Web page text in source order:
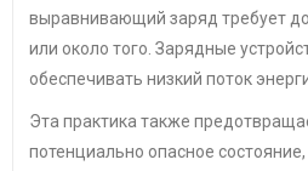
выравнивающий заряд требует
или около того. Зарядные
обеспечивать низкий поток
Эта практика также
потенциально опасное